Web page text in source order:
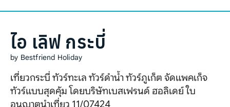
ไอ เลิฟ กระบี่
by Bestfriend Holiday
เที่ยวกระบี่ ทัวร์ทะเล ทัวร์ดำน้ำ ทัวร์ภูเก็ต จัดแพคเก็จ
ทัวร์แบบสุดคุ้ม โดยบริษัทเบสเฟรนด์ ฮอลิเดย์ ใบ
อนุญาตนำเที่ยว 11/07424